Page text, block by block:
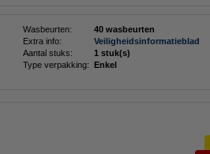
Wasbeurten:
40 wasbeurten
Extra info:
Veiligheidsinformatieblad
Aantal stuks:
1 stuk(s)
Type verpakking: Enkel